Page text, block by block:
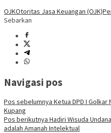
OJKOtoritas Jasa Keuangan (OJK)
Sebarkan
Navigasi pos
Pos sebelumnya Ketua DPD I Golkar
Kupang
Pos berikutnya Hadiri Wisuda
adalah Amanah Intelektual